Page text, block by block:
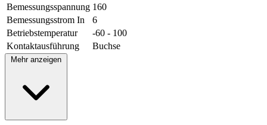
Bemessungsspannung 160
Bemessungsstrom In
6
Betriebstemperatur
-60 - 100
Kontaktausführung
Buchse
Mehr anzeigen